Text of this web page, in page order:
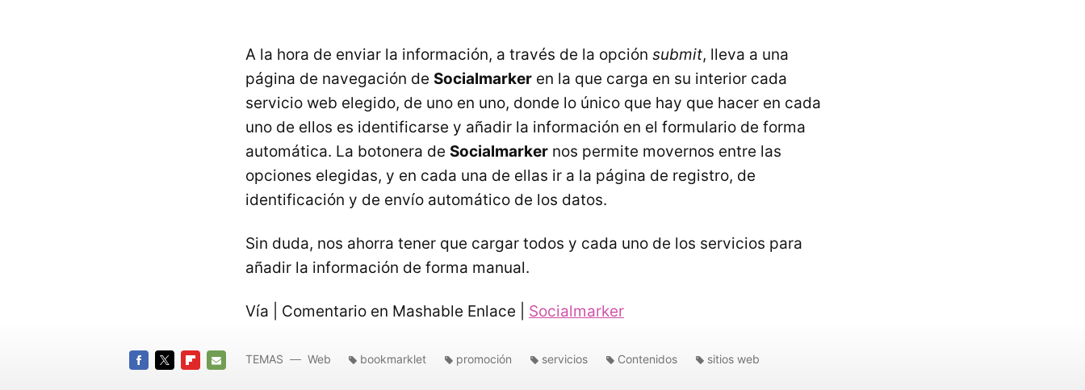
A la hora de enviar la información, a través de la opción submit, lleva a una
página de navegación de Socialmarker en la que carga en su interior cada
servicio web elegido, de uno en uno, donde lo único que hay que hacer en cada
uno de ellos es identificarse y añadir la información en el formulario de forma
automática. La botonera de Socialmarker nos permite movernos entre las
opciones elegidas, y en cada una de ellas ir a la página de registro, de
identificación y de envío automático de los datos.
Sin duda, nos ahorra tener que cargar todos y cada uno de los servicios para
añadir la información de forma manual.
Vía | Comentario en Mashable Enlace | Socialmarker
TEMAS Web bookmarklet promoción servicios Contenidos sitios web